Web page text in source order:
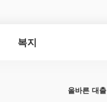
복지
올바른 대출